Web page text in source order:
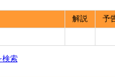
解説 予
検索